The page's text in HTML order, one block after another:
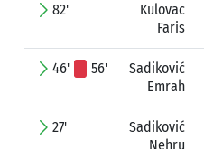
82'
Kulovac
Faris
46' 56'
Sadiković
Emrah
27'
Sadiković
Nehru